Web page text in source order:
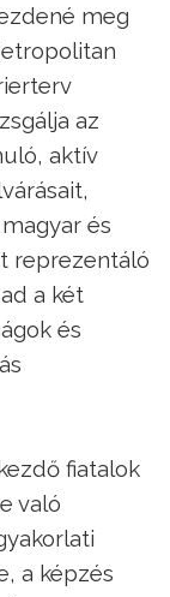
meg
az
aktív
és
reprezentáló
a két
és
fiatalok
való
a képzés